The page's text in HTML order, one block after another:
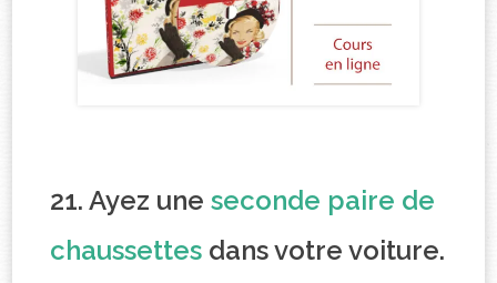
21. Ayez uneseconde paire de
chaussettes dans votre voiture.